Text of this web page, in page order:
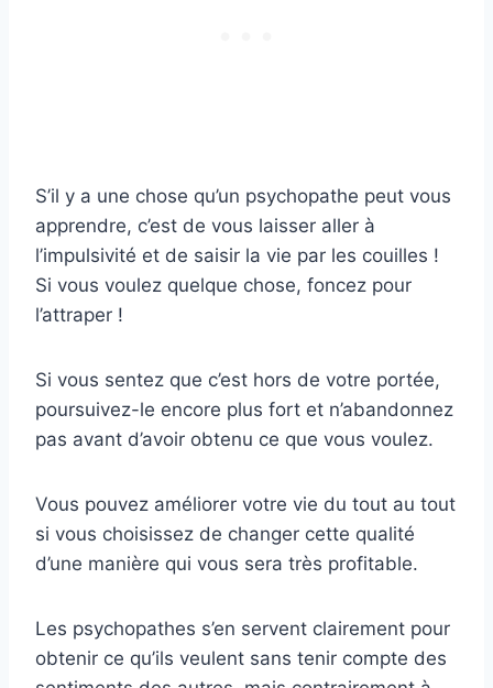
S’il y a une chose qu’un psychopathe peut vous
apprendre, c’est de vous laisser aller à
l’impulsivité et de saisir la vie par les couilles !
Si vous voulez quelque chose, foncez pour
l’attraper !
Si vous sentez que c’est hors de votre portée,
poursuivez-le encore plus fort et n’abandonnez
pas avant d’avoir obtenu ce que vous voulez.
Vous pouvez améliorer votre vie du tout au tout
si vous choisissez de changer cette qualité
d’une manière qui vous sera très profitable.
Les psychopathes s’en servent clairement pour
obtenir ce qu’ils veulent sans tenir compte des